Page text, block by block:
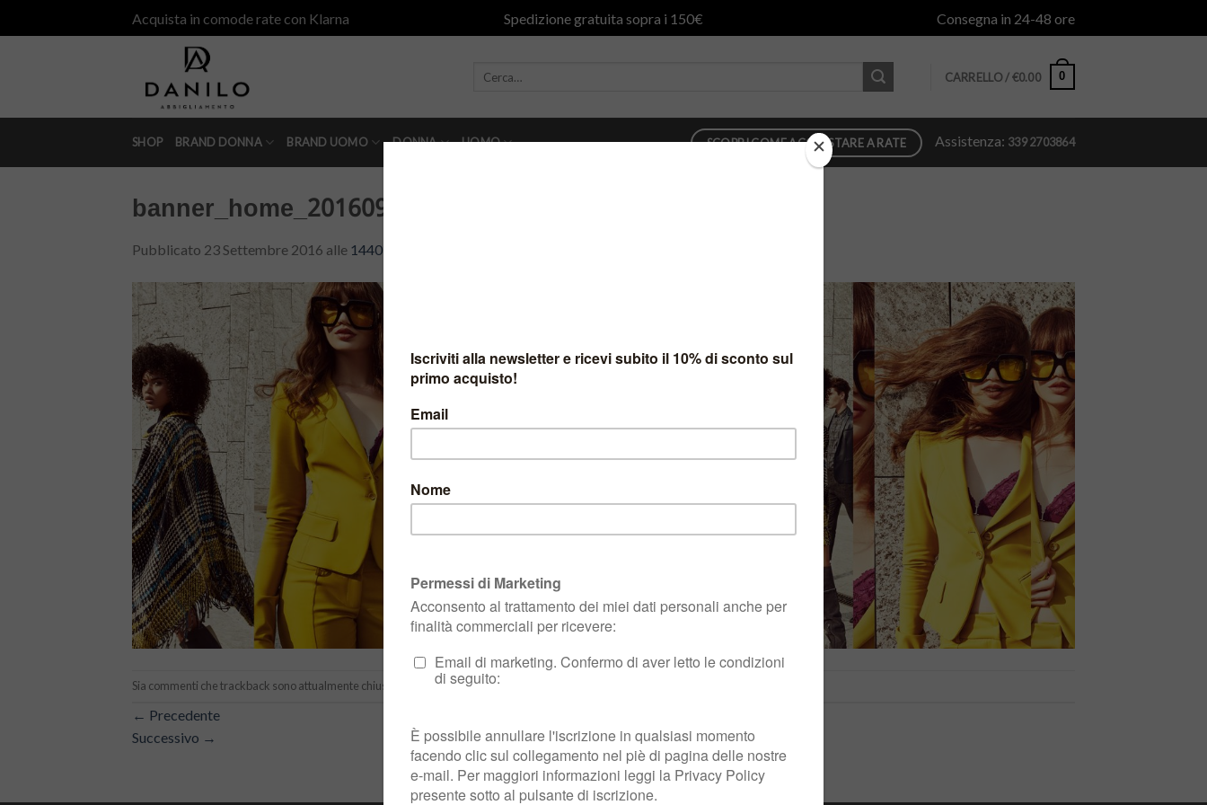
to
Acquista in comode rate con Klarna Spedizione gratuita sopra i 150€ Consegna in 24-48 ore
CARRELLO /€0.00 0
SHOP BRAND DONNA BRAND UOMO DONNA UOMO SCOPRI COME ACQUISTARE A RATE Assistenza: 339 2703864
banner_home_201609_slide03_it
Pubblicato 23 Settembre 2016 alle 1440 × 560
Sia commenti che trackback sono attualmente chiusi.
← Precedente
Successivo →